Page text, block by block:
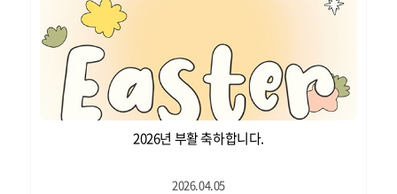
2026년 부활 축하합니다.
2026.04.05